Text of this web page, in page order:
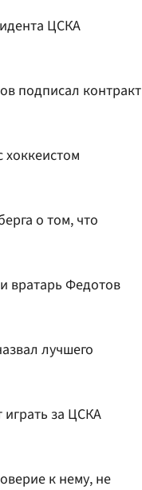
ЦСКА
подписал контракт
хоккеистом
о том, что
вратарь Федотов
лучшего
играть за ЦСКА
к нему, не